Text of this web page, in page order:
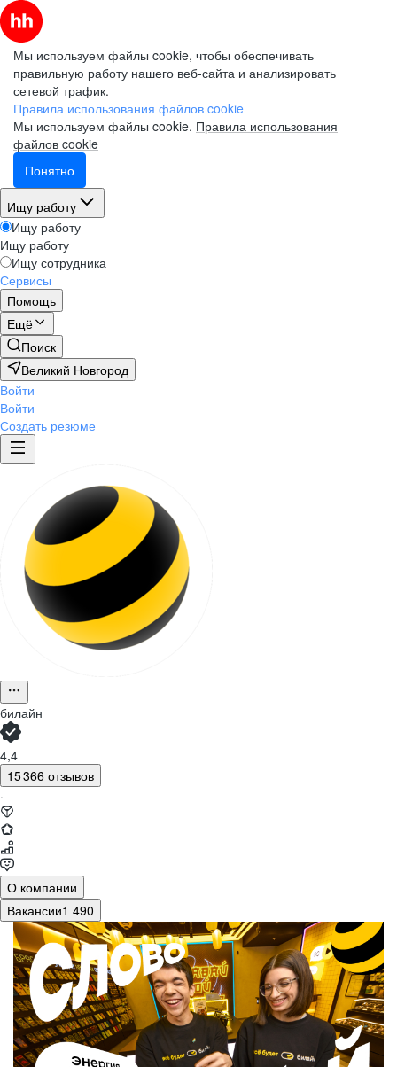
Мы используем файлы cookie, чтобы обеспечивать
правильную работу нашего веб-сайта и анализировать
сетевой трафик.
Правила использования файлов cookie
Мы используем файлы cookie. Правила использования
файлов cookie
Понятно
Ищу работу
Ищу работу
Ищу работу
Ищу сотрудника
Сервисы
Помощь
Ещё
Поиск
Великий Новгород
Войти
Войти
Создать резюме
билайн
4,4
15 366 отзывов
·
О компании
Вакансии1 490